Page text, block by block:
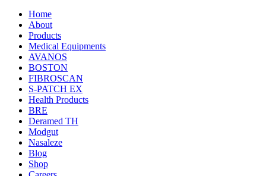
Home
About
Products
Medical Equipments
AVANOS
BOSTON
FIBROSCAN
S-PATCH EX
Health Products
BRE
Deramed TH
Modgut
Nasaleze
Blog
Shop